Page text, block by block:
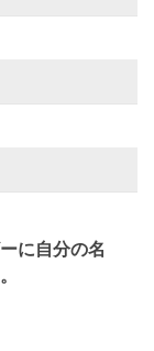
に自分の名